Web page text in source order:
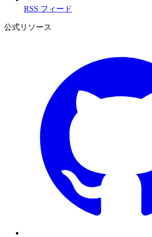
RSS フィード
公式リソース